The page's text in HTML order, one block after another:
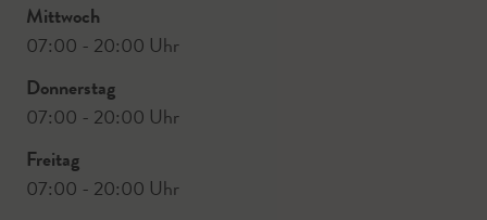
Mittwoch
07:00 - 20:00 Uhr
Donnerstag
07:00 - 20:00 Uhr
Freitag
07:00 - 20:00 Uhr